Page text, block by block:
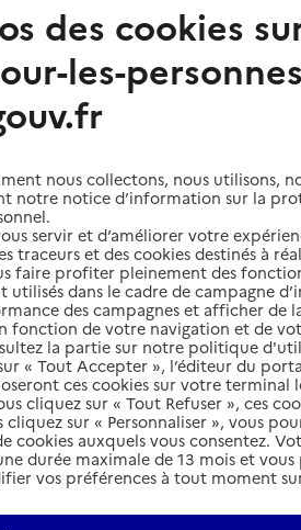
(caf) par département
d’allocations familiales (CAF)
: liste des 5
familiales
Ajouter cette recherche aux favoris
par:
carte
familiales (Caf) de Haute-
Calvi
des cookies
les-
nous collectons, nous utilisons,
notre notice d’information sur la
servir et d’améliorer votre
traceurs et des cookies destinés à
faire profiter pleinement des
utilisés dans le cadre de campagne
des campagnes et afficher de
fonction de votre navigation et de
la partie sur notre politique
« Tout Accepter », l’éditeur du
ces cookies sur votre terminal
cliquez sur « Tout Refuser », ces
cliquez sur « Personnaliser », vous
cookies auxquels vous consentez.
durée maximale de 13 mois et
vos préférences à tout moment